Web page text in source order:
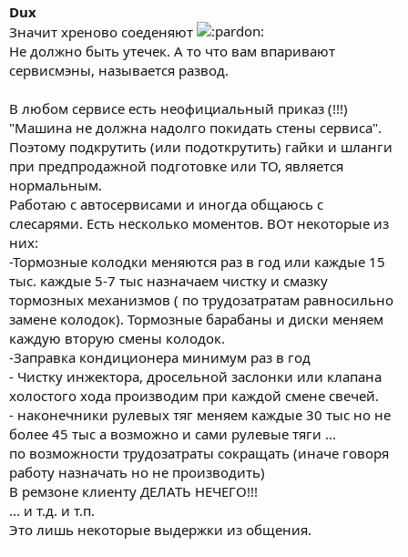
Dux
Значит хреново соеденяют
Не должно быть утечек. А то что вам впаривают
сервисмэны, называется развод.
В любом сервисе есть неофициальный приказ (!!!)
"Машина не должна надолго покидать стены сервиса".
Поэтому подкрутить (или подоткрутить) гайки и шланги
при предпродажной подготовке или ТО, является
нормальным.
Работаю с автосервисами и иногда общаюсь с
слесарями. Есть несколько моментов. ВОт некоторые из
них:
-Тормозные колодки меняются раз в год или каждые 15
тыс. каждые 5-7 тыс назначаем чистку и смазку
тормозных механизмов ( по трудозатратам равносильно
замене колодок). Тормозные барабаны и диски меняем
каждую вторую смены колодок.
-Заправка кондиционера минимум раз в год
- Чистку инжектора, дросельной заслонки или клапана
холостого хода производим при каждой смене свечей.
- наконечники рулевых тяг меняем каждые 30 тыс но не
более 45 тыс а возможно и сами рулевые тяги ...
по возможности трудозатраты сокращать (иначе говоря
работу назначать но не производить)
В ремзоне клиенту ДЕЛАТЬ НЕЧЕГО!!!
... и т.д. и т.п.
Это лишь некоторые выдержки из общения.